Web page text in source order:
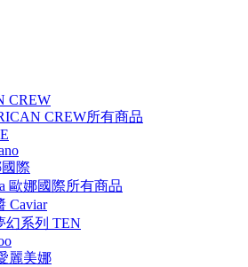
CREW
CREW所有商品
國際
歐娜國際所有商品
Caviar
幻系列 TEN
麗美娜